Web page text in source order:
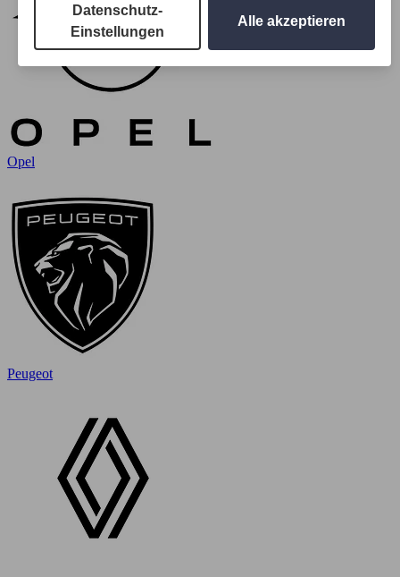
Opel
Peugeot
Datenschutz-
Einstellungen
Alle akzeptieren